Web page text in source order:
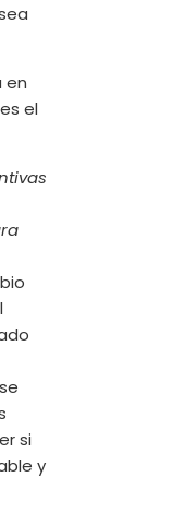
en
el
si
y